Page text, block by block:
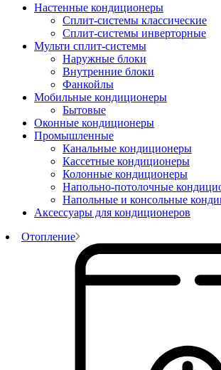
Настенные кондиционеры
Сплит-системы классические
Сплит-системы инверторные
Мульти сплит-системы
Наружные блоки
Внутренние блоки
Фанкойлы
Мобильные кондиционеры
Бытовые
Оконные кондиционеры
Промышленные
Канальные кондиционеры
Кассетные кондиционеры
Колонные кондиционеры
Напольно-потолочные
Напольные и консольные
Аксессуары для кондиционеров
Отопление